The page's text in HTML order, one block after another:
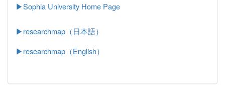
▶Sophia University Home Page
▶researchmap（日本語）
▶researchmap（English）